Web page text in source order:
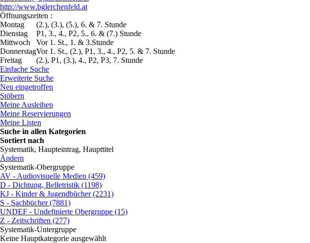
http://www.bglerchenfeld.at
Öffnungszeiten :
Montag
(2.), (3.), (5.), 6. & 7. Stunde
Dienstag
P1, 3., 4., P2, 5., 6. & (7.) Stunde
Mittwoch
Vor 1. St., 1. & 3.Stunde
DonnerstagVor 1. St., (2.), P1, 3., 4., P2, 5. & 7. Stunde
Freitag
(2.), P1, (3.), 4., P2, P3, 7. Stunde
Einfache Suche
Erweiterte Suche
Neu eingetroffen
Stöbern
Meine Ausleihen
Meine Reservierungen
Meine Listen
Suche in allen Kategorien
Sortiert nach
Systematik, Haupteintrag, Haupttitel
Ändern
Systematik-Obergruppe
AV - Audiovisuelle Medien (459)
D - Dichtung, Belletristik (1198)
KJ - Kinder & Jugendbücher (2231)
S - Sachbücher (7881)
UNDEF - Undefinierte Obergruppe (15)
Z - Zeitschriften (277)
Systematik-Untergruppe
Keine Hauptkategorie ausgewählt